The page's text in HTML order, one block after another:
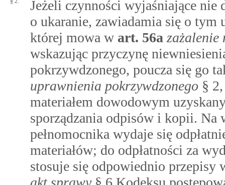
Jeżeli czynności wyjaśniające nie
o ukaranie, zawiadamia się o
której mowa w art. 56a zażalenie
wskazując przyczynę
pokrzywdzonego, poucza się go
uprawnienia pokrzywdzonego §
materiałem dowodowym
sporządzania odpisów i kopii. Na
pełnomocnika wydaje się
materiałów; do odpłatności za
stosuje się odpowiednio przepisy